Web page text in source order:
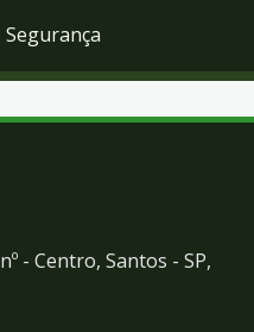
Segurança
- Centro, Santos - SP,